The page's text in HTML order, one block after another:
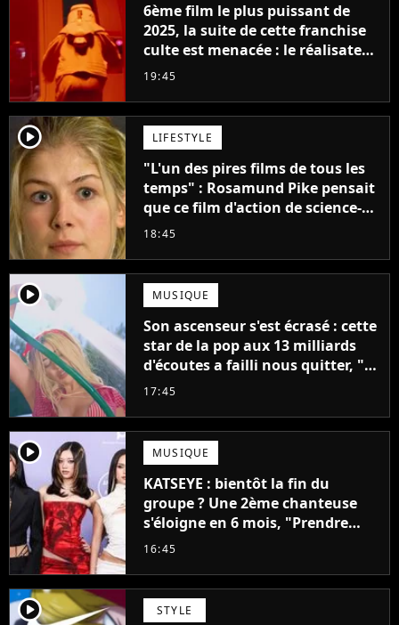
6ème film le plus puissant de
2025, la suite de cette franchise
culte est menacée : le réalisateur
claque la porte pour "différends
19:45
player2 LIFESTYLE
"L'un des pires films de tous les
temps" : Rosamund Pike pensait
que ce film d'action de science-
fiction avec Dwayne Johnson
18:45
player2 MUSIQUE
Son ascenseur s'est écrasé : cette
star de la pop aux 13 milliards
d'écoutes a failli nous quitter, "Je
pensais ne plus jamais chanter"
17:45
player2 MUSIQUE
KATSEYE : bientôt la fin du
groupe ? Une 2ème chanteuse
s'éloigne en 6 mois, "Prendre
cette décision n’a pas été facile"
16:45
player2 STYLE